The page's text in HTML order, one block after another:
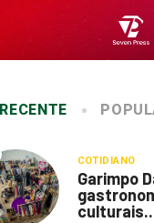
RECENTE
COTIDIANO
Garimpo